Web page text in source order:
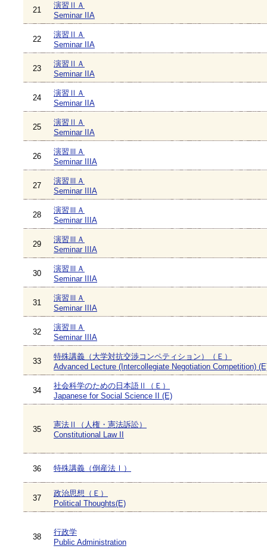
21
演習ⅡＡ
Seminar IIA
22
演習ⅡＡ
Seminar IIA
23
演習ⅡＡ
Seminar IIA
24
演習ⅡＡ
Seminar IIA
25
演習ⅡＡ
Seminar IIA
26
演習ⅢＡ
Seminar IIIA
27
演習ⅢＡ
Seminar IIIA
28
演習ⅢＡ
Seminar IIIA
29
演習ⅢＡ
Seminar IIIA
30
演習ⅢＡ
Seminar IIIA
31
演習ⅢＡ
Seminar IIIA
32
演習ⅢＡ
Seminar IIIA
33
特殊講義（大学対抗交渉コンペティション）（Ｅ）
Advanced Lecture (Intercollegiate Negotiation Competition)
34
社会科学のための日本語Ⅱ（Ｅ）
Japanese for Social Science II (E)
35
憲法Ⅱ（人権・憲法訴訟）
Constitutional Law II
36 特殊講義（倒産法Ⅰ）
37
政治思想（Ｅ）
Political Thoughts(E)
38
行政学
Public Administration